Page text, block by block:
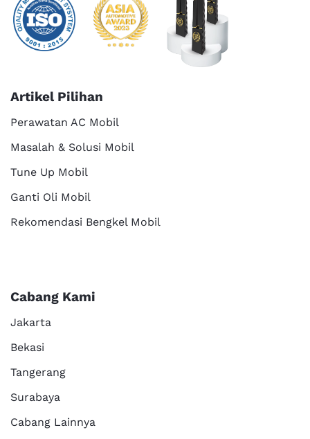
Artikel Pilihan
Perawatan AC Mobil
Masalah & Solusi Mobil
Tune Up Mobil
Ganti Oli Mobil
Rekomendasi Bengkel Mobil
Cabang Kami
Jakarta
Bekasi
Tangerang
Surabaya
Cabang Lainnya